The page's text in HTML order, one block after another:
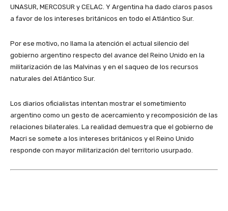
UNASUR, MERCOSUR y CELAC. Y Argentina ha dado claros pasos
a favor de los intereses británicos en todo el Atlántico Sur.
Por ese motivo, no llama la atención el actual silencio del
gobierno argentino respecto del avance del Reino Unido en la
militarización de las Malvinas y en el saqueo de los recursos
naturales del Atlántico Sur.
Los diarios oficialistas intentan mostrar el sometimiento
argentino como un gesto de acercamiento y recomposición de las
relaciones bilaterales. La realidad demuestra que el gobierno de
Macri se somete a los intereses británicos y el Reino Unido
responde con mayor militarización del territorio usurpado.